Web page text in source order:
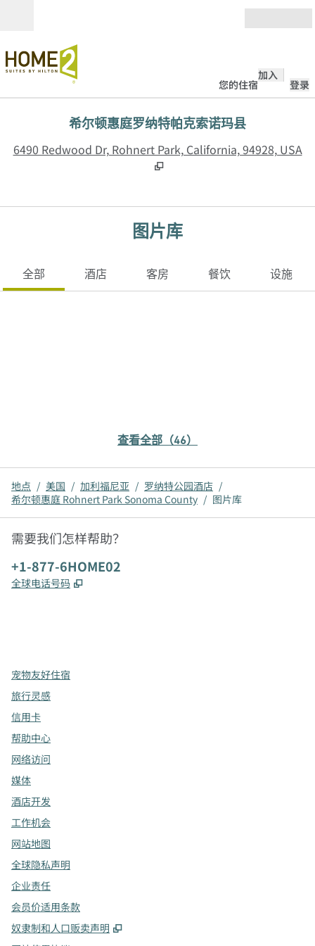
您的住宿
加入
登录
希尔顿惠庭罗纳特帕克索诺玛县
6490 Redwood Dr, Rohnert Park, California, 94928, USA
图片库
全部 酒店 客房 餐饮 设施
查看全部（46）
地点 / 美国 / 加利福尼亚 / 罗纳特公园酒店 /
希尔顿惠庭 Rohnert Park Sonoma County / 图片库
需要我们怎样帮助？
电话:
+1-877-6HOME02
全球电话号码 ,
宠物友好住宿
旅行灵感
信用卡
帮助中心
网络访问
媒体
酒店开发
工作机会
网站地图
全球隐私声明
企业责任
会员价适用条款
奴隶制和人口贩卖声明
,